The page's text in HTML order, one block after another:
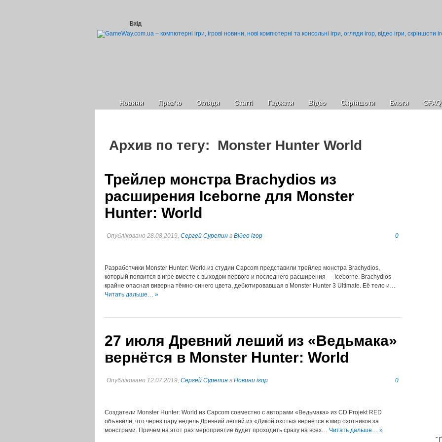
Вхід
Новини Прев’ю Огляди Статті Гаджети Відео Cкріншоти Блоги GFAQ
Архив по тегу: Monster Hunter World
Трейлер монстра Brachydios из
расширения Iceborne для Monster
Hunter: World
Опубліковано 28.08.2019, Сергей Сурепин в Відео ігор 0
Разработчики Monster Hunter: World из студии Capcom представили трейлер монстра Brachydios,
который появится в игре вместе с выходом первого и последнего расширения — Iceborne. Brachydios —
крайне опасная виверна тёмно-синего цвета, дебютировавшая в Monster Hunter 3 Ultimate. Её тело и…
Читать дальше… »
27 июля Древний леший из «Ведьмака»
вернётся в Monster Hunter: World
Опубліковано 12.07.2019, Сергей Сурепин в Новини ігор 0
Создатели Monster Hunter: World из Capcom совместно с авторами «Ведьмака» из CD Projekt RED
объявили, что через пару недель Древний леший из «Дикой охоты» вернётся в мир охотников за
монстрами. Причём на этот раз мероприятие будет проходить сразу на всех… Читать дальше… »